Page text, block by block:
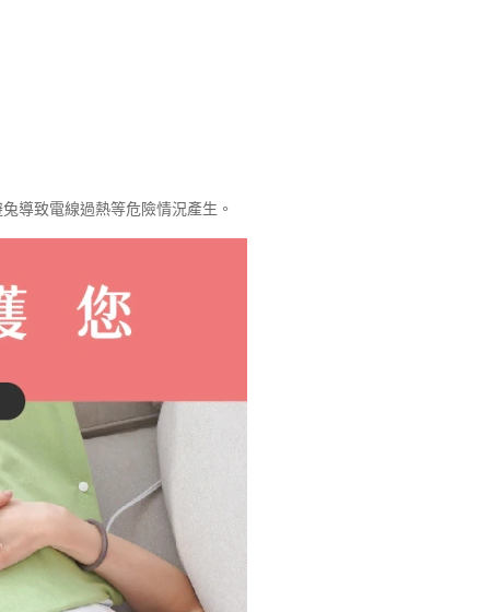
導致電線過熱等危險情況產生。